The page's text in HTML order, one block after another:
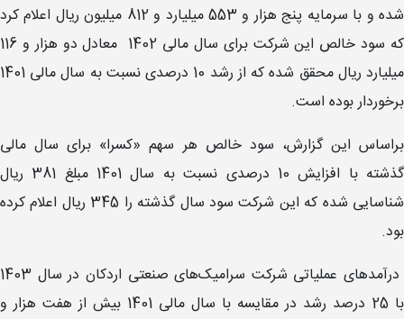
شده و با سرمایه پنج هزار و 553 میلیارد و 812 میلیون ریال اعلام کرد
که سود خالص این شرکت برای سال مالی 1402 معادل دو هزار و 116
میلیارد ریال محقق شده که از رشد 10 درصدی نسبت به سال مالی 1401
برخوردار بوده است.
براساس این گزارش، سود خالص هر سهم «کسرا» برای سال مالی
گذشته با افزایش 10 درصدی نسبت به سال 1401 مبلغ 381 ریال
شناسایی شده که این شرکت سود سال گذشته را 345 ریال اعلام کرده
بود.
درآمدهای عملیاتی شرکت سرامیک‌های صنعتی اردکان در سال 1403
با 25 درصد رشد در مقایسه با سال مالی 1401 بیش از هفت هزار و